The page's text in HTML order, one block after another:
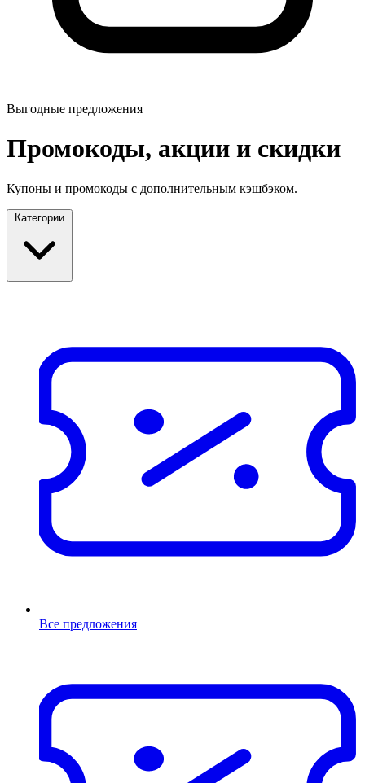
Выгодные предложения
Промокоды, акции и скидки
Купоны и промокоды с дополнительным кэшбэком.
Категории
Все предложения